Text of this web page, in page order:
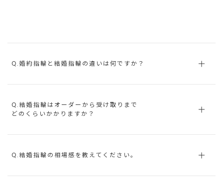
Q.婚約指輪と結婚指輪の違いは何ですか？
Q.結婚指輪はオーダーから受け取りまで
どのくらいかかりますか？
Q.結婚指輪の相場感を教えてください。